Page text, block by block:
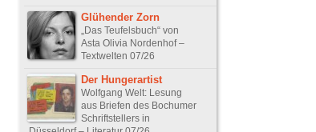
Glühender Zorn
„Das Teufelsbuch“ von
Asta Olivia Nordenhof –
Textwelten 07/26
Der Hungerartist
Wolfgang Welt: Lesung
aus Briefen des Bochumer
Schriftstellers in